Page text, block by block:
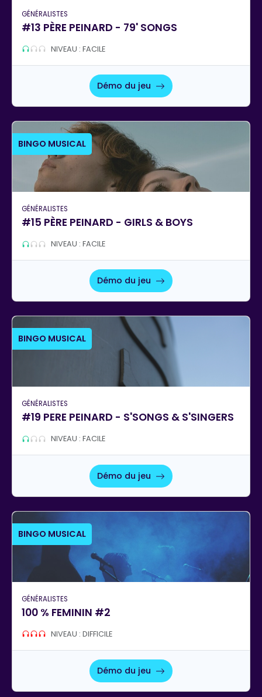
GÉNÉRALISTES
#13 PÈRE PEINARD - 79' SONGS
NIVEAU : FACILE
Démo du jeu
BINGO MUSICAL
GÉNÉRALISTES
#15 PÈRE PEINARD - GIRLS & BOYS
NIVEAU : FACILE
Démo du jeu
BINGO MUSICAL
GÉNÉRALISTES
#19 PERE PEINARD - S'SONGS & S'SINGERS
NIVEAU : FACILE
Démo du jeu
BINGO MUSICAL
GÉNÉRALISTES
100 % FEMININ #2
NIVEAU : DIFFICILE
Démo du jeu